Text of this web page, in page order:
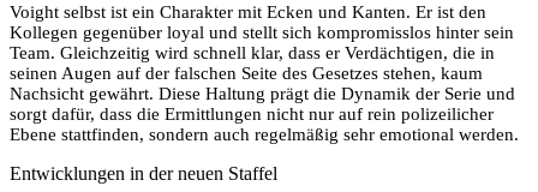
Voight selbst ist ein Charakter mit Ecken und Kanten. Er ist den
Kollegen gegenüber loyal und stellt sich kompromisslos hinter sein
Team. Gleichzeitig wird schnell klar, dass er Verdächtigen, die in
seinen Augen auf der falschen Seite des Gesetzes stehen, kaum
Nachsicht gewährt. Diese Haltung prägt die Dynamik der Serie und
sorgt dafür, dass die Ermittlungen nicht nur auf rein polizeilicher
Ebene stattfinden, sondern auch regelmäßig sehr emotional werden.
Entwicklungen in der neuen Staffel